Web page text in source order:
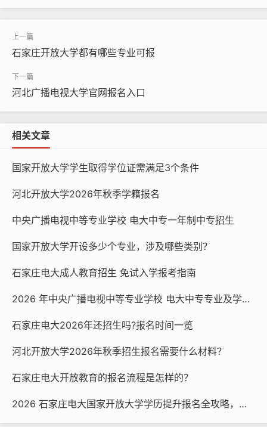
上学历者。“一村一名大学生计划” 本科专业招收对象为具
学历的农村青年。
执业资格证书的在职在岗卫生技术人员。
药学专业招生对象仅限于在职卫生、医药行业技术人员。
专科专业
招生对象为普通高中、职业高中、技工学校和中等专业学
校毕业生。“一村一名大学生计划” 专科专业招生对象为普
青年。
护理学专业招生对象仅限于中等专业学校毕业、专业对口
并持有护士执业资格证书的在职在岗卫生技术人员。
药学专业招生对象仅限于在职卫生、医药行业技术人员。
此外，考生还需遵守中华人民共和国宪法和法律，身体健
工作（生活）的外省籍人员，凭本人现工作（生活）所在
地公安机关发放的有效《居住证》可以在居住地（《居住
有效《居民身份证》在户籍所在地（或居住地）所在市范
围内进行报名。
石家庄开放大学都有哪些专业可报
河北广播电视大学官网报名入口
相关文章
国家开放大学学生取得学位证需满足3个条件
河北开放大学2026年秋季学籍报名
中央广播电视中等专业学校 电大中专一年制中专招生
国家开放大学开设多少个专业，涉及哪些类别？
石家庄电大成人教育招生 免试入学报考指南
2026 年中央广播电视中等专业学校 电大中专专业及学费一览
石家庄电大2026年还招生吗?报名时间一览
河北开放大学2026年秋季招生报名需要什么材料？
石家庄电大开放教育的报名流程是怎样的？
2026 石家庄电大国家开放大学学历提升报名全攻略，官方渠道速看